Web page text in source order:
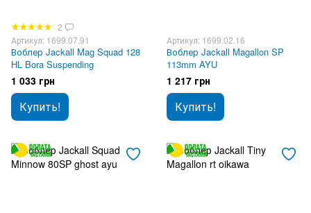
2
Артикул: 1699.07.91
Воблер Jackall Mag Squad 128
HL Bora Suspending
1 033 грн
Купить!
Артикул: 1699.02.16
Воблер Jackall Magallon SP
113mm AYU
1 217 грн
Купить!